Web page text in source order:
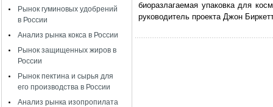
Рынок гуминовых удобрений
в России
Анализ рынка кокса в России
Рынок защищенных жиров в
России
Рынок пектина и сырья для
его производства в России
Анализ рынка изопропилата
биоразлагаемая упаковка для
руководитель проекта Джон